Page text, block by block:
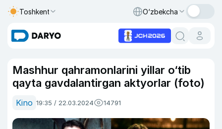
Toshkent O‘zbekcha
Mashhur qahramonlarini yillar o‘tib
qayta gavdalantirgan aktyorlar (foto)
Kino 19:35 / 22.03.2024 14791